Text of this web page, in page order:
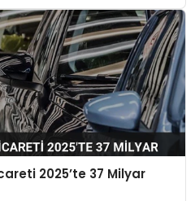
2025’te 37 Milyar